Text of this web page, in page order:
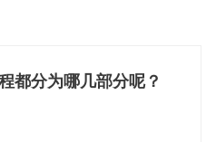
都分为哪几部分呢？